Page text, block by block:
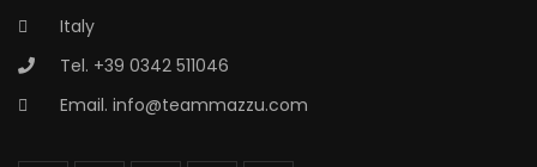
Italy
Tel. +39 0342 511046
Email. info@teammazzu.com